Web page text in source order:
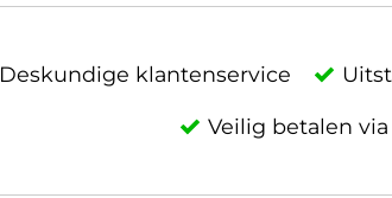
Deskundige klantenservice
Veilig betalen